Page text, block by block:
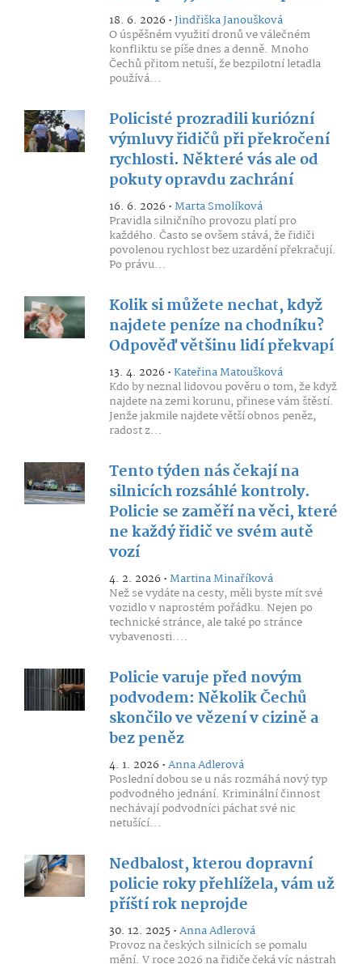
18. 6. 2026 •Jindřiška Janoušková
O úspěšném využití dronů ve válečném
konfliktu se píše dnes a denně. Mnoho
Čechů přitom netuší, že bezpilotní letadla
používá...
Policisté prozradili kuriózní
výmluvy řidičů při překročení
rychlosti. Některé vás ale od
pokuty opravdu zachrání
16. 6. 2026 •Marta Smolíková
Pravidla silničního provozu platí pro
každého. Často se ovšem stává, že řidiči
povolenou rychlost bez uzardění překračují.
Po právu...
Kolik si můžete nechat, když
najdete peníze na chodníku?
Odpověď většinu lidí překvapí
13. 4. 2026 •Kateřina Matoušková
Kdo by neznal lidovou pověru o tom, že když
najdete na zemi korunu, přinese vám štěstí.
Jenže jakmile najdete větší obnos peněz,
radost z...
Tento týden nás čekají na
silnicích rozsáhlé kontroly.
Policie se zaměří na věci, které
ne každý řidič ve svém autě
vozí
4. 2. 2026 •Martina Minaříková
Než se vydáte na cesty, měli byste mít své
vozidlo v naprostém pořádku. Nejen po
technické stránce, ale také po stránce
vybavenosti....
Policie varuje před novým
podvodem: Několik Čechů
skončilo ve vězení v cizině a
bez peněz
4. 1. 2026 •Anna Adlerová
Poslední dobou se u nás rozmáhá nový typ
podvodného jednání. Kriminální činnost
nechávají podvodníci páchat své nic
netušící...
Nedbalost, kterou dopravní
policie roky přehlížela, vám už
příští rok neprojde
30. 12. 2025 •Anna Adlerová
Provoz na českých silnicích se pomalu
mění. V roce 2026 na řidiče čeká víc nástrah